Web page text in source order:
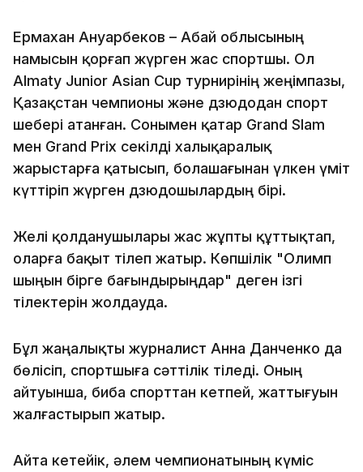
Ермахан Ануарбеков – Абай облысының
намысын қорғап жүрген жас спортшы. Ол
Almaty Junior Asian Cup турнирінің жеңімпазы,
Қазақстан чемпионы және дзюдодан спорт
шебері атанған. Сонымен қатар Grand Slam
мен Grand Prix секілді халықаралық
жарыстарға қатысып, болашағынан үлкен үміт
күттіріп жүрген дзюдошылардың бірі.
Желі қолданушылары жас жұпты құттықтап,
оларға бақыт тілеп жатыр. Көпшілік "Олимп
шыңын бірге бағындырыңдар" деген ізгі
тілектерін жолдауда.
Бұл жаңалықты журналист Анна Данченко да
бөлісіп, спортшыға сәттілік тіледі. Оның
айтуынша, Әбиба спорттан кетпей, жаттығуын
жалғастырып жатыр.
Айта кетейік, әлем чемпионатының күміс